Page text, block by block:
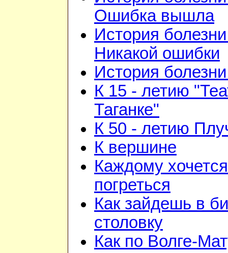
Ошибка вышла
История
Никакой ошибки
История
К 15 - летию
Таганке"
К 50 - летию
К вершине
Каждому
погреться
Как зайдешь в
столовку
Как по Волге-